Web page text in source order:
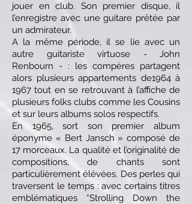
jouer en club. Son premier disque, il
l’enregistre avec une guitare prêtée par
un admirateur.
A la même période, il se lie avec un
autre guitariste virtuose - John
Renbourn - : les compères partagent
alors plusieurs appartements de1964 à
1967 tout en se retrouvant à l’affiche de
plusieurs folks clubs comme les Cousins
et sur leurs albums solos respectifs.
En 1965, sort son premier album
éponyme « Bert Jansch » composé de
17 morceaux. La qualité et l’originalité de
compositions, de chants sont
particulièrement élévées. Des perles qui
traversent le temps : avec certains titres
emblématiques “Strolling Down the